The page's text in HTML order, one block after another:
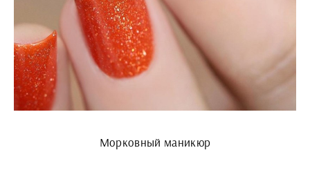
Морковный маникюр